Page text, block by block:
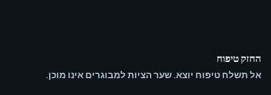
החזק טיפוח
אל תשלח טיפוח יוצא. שער הציות למבוגרים אינו מוכן.